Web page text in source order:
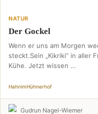
NATUR
Der Gockel
Wenn er uns am Morgen
steckt.Sein „Kikriki“ in aller
Kühe. Jetzt wissen …
HahnimHühnerhof
Gudrun Nagel-Wiemer